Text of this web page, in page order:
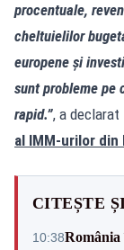
procentuale,
cheltuielilor
europene și
sunt probleme pe
rapid.”, a declarat
al IMM-urilor din
CITEȘTE
10:38România